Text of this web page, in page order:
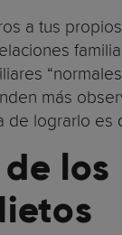
a tus
más
de lograrlo